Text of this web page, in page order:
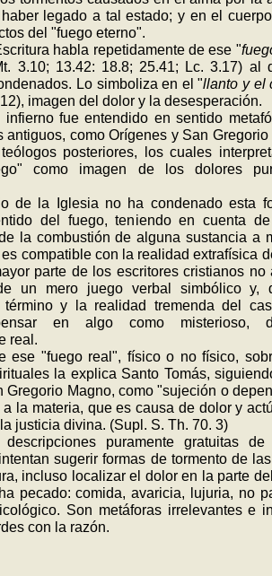
legado a tal estado; y en el
del "fuego eterno".
habla repetidamente de ese "
3.10; 13.42: 18.8; 25.41; Lc. 3.17) al
Lo simboliza en el "llanto y el
imagen del dolor y la deses­peración.
fue entendido en sentido
antiguos, como Orígenes y San
posteriores, los cuales
como imagen de los dolores
de la Iglesia no ha condenado esta
del fuego, teniendo en cuenta
la combustión de alguna sustancia a
compatible con la realidad extrafísica
parte de los escritores cristianos no
un mero juego verbal simbólico y,
término y la realidad tremenda del
en algo como misterioso,
real.
"fuego real", físico o no físico,
la explica Santo Tomás,
Gregorio Magno, como "sujeción o
la materia, que es causa de dolor y
justicia divina. (Supl. S. Th. 70. 3)
puramente gratuitas de
sugerir formas de tormento de
incluso localizar el dolor en la parte
pecado: comida, avaricia, lujuria, no
Son metáforas irrelevantes e
con la razón.